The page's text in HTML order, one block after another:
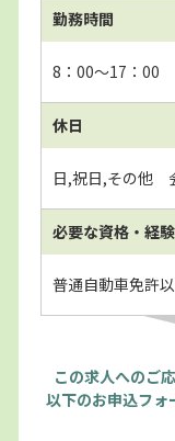
勤務時間
8：00～17：00
休日
日,祝日,その他
必要な資格・経験
普通自動車免許
この求人へのご
以下のお申込フォ